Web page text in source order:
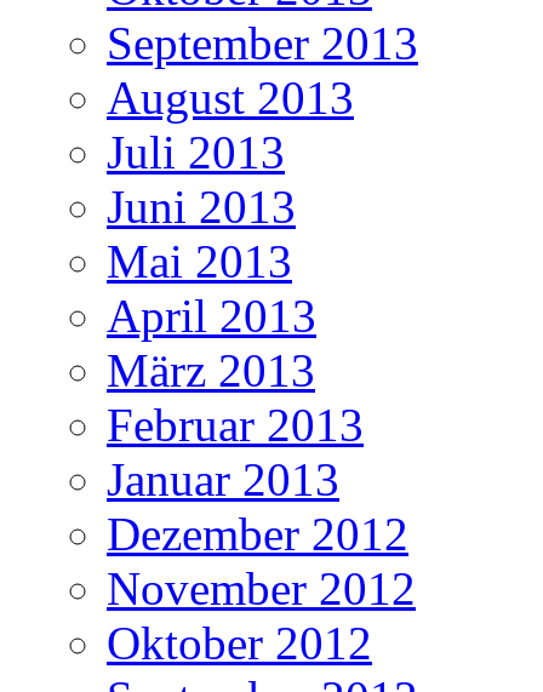
September 2013
August 2013
Juli 2013
Juni 2013
Mai 2013
April 2013
März 2013
Februar 2013
Januar 2013
Dezember 2012
November 2012
Oktober 2012